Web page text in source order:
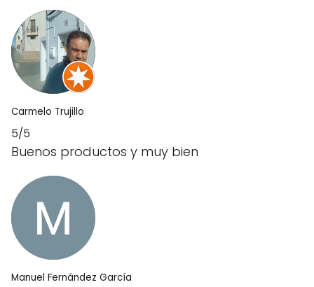
Carmelo Trujillo
5/5
Buenos productos y muy bien
Manuel Fernández García